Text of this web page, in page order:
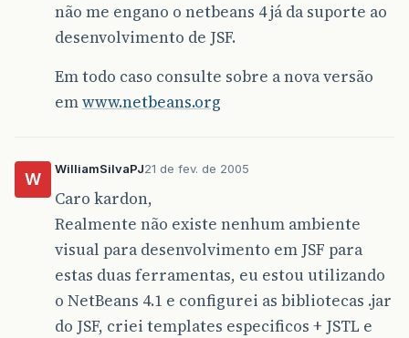
não me engano o netbeans 4 já da suporte ao
desenvolvimento de JSF.
Em todo caso consulte sobre a nova versão
emwww.netbeans.org
W
WilliamSilvaPJ21 de fev. de 2005
Caro kardon,
Realmente não existe nenhum ambiente
visual para desenvolvimento em JSF para
estas duas ferramentas, eu estou utilizando
o NetBeans 4.1 e configurei as bibliotecas .jar
do JSF, criei templates especificos + JSTL e